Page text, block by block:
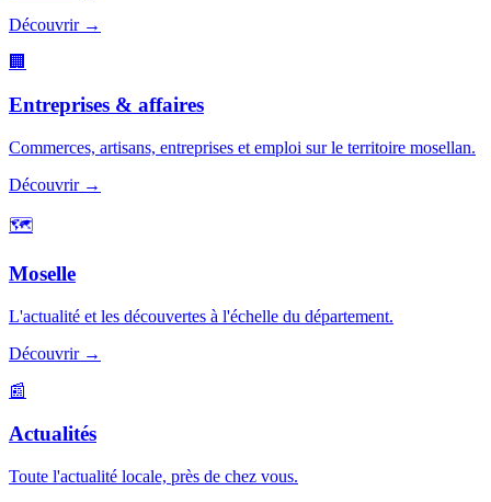
Découvrir →
🏢
Entreprises & affaires
Commerces, artisans, entreprises et emploi sur le territoire mosellan.
Découvrir →
🗺️
Moselle
L'actualité et les découvertes à l'échelle du département.
Découvrir →
📰
Actualités
Toute l'actualité locale, près de chez vous.